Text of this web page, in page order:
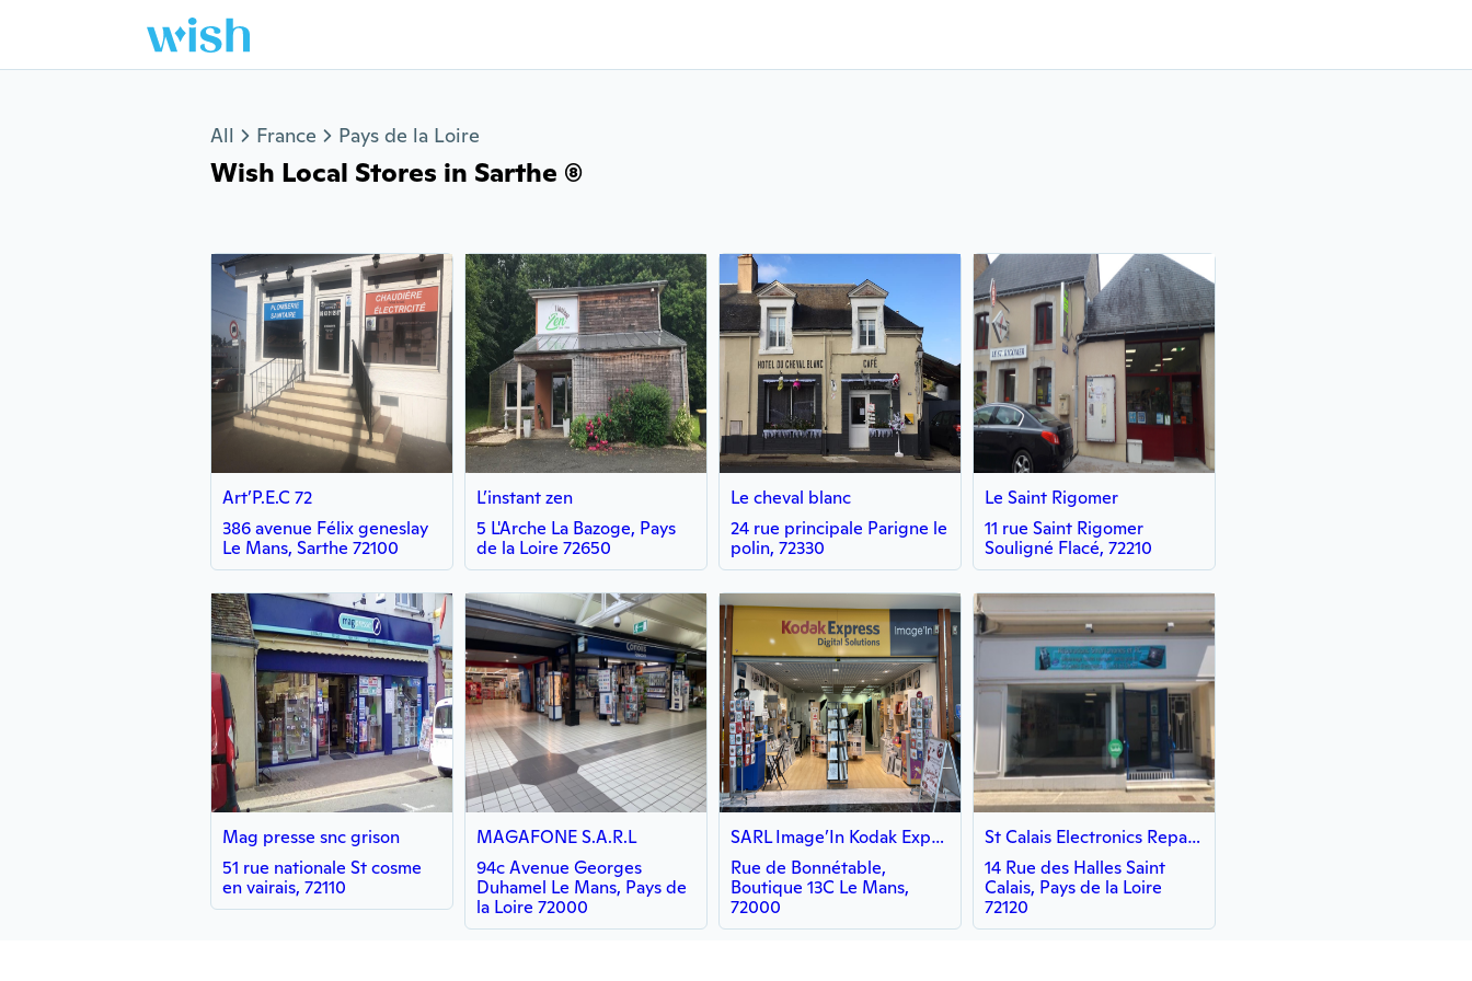
All France Pays de la Loire
Wish Local Stores in Sarthe (8)
Art’P.E.C 72
386 avenue Félix geneslay
Le Mans, Sarthe 72100
L’instant zen
5 L'Arche La Bazoge, Pays
de la Loire 72650
Le cheval blanc
24 rue principale Parigne le
polin, 72330
Le Saint Rigomer
11 rue Saint Rigomer
Souligné Flacé, 72210
Mag presse snc grison
51 rue nationale St cosme
en vairais, 72110
MAGAFONE S.A.R.L
94c Avenue Georges
Duhamel Le Mans, Pays de
la Loire 72000
SARL Image’In Kodak Express
Rue de Bonnétable,
Boutique 13C Le Mans,
72000
St Calais Electronics Reparation Smartphone
14 Rue des Halles Saint
Calais, Pays de la Loire
72120